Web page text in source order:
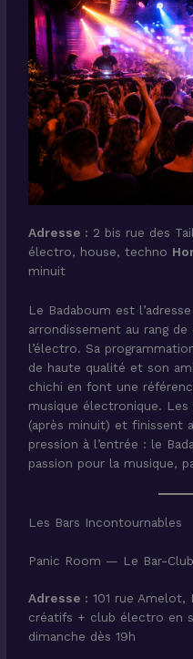
Adresse : 2 bis rue des
électro, house, techno
minuit
Le Badaboum est
arrondissement au rang
l’électro. Sa
de haute qualité et son
chichi en font une
musique électronique.
(après minuit) et finissent
pression à l’entrée : le
passion pour la musique,
Les Bars Incontournables
Panic Room — Le Bar-
Adresse : 101 rue Amelot,
créatifs + club électro en
dimanche dès 19h